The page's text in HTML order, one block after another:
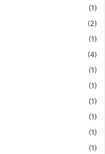
(1)
(2)
(1)
(4)
(1)
(1)
(1)
(1)
(1)
(1)